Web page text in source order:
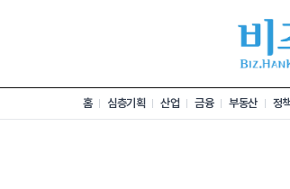
홈 심층기획 산업 금융 부동산 정